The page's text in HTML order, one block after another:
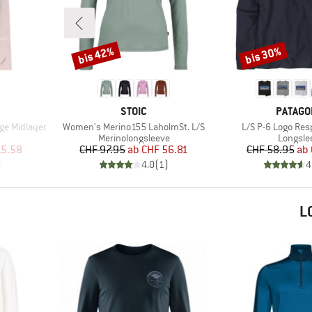
Midlayer
Preis
MARKE
STOIC
Artikel
Women's Merino155 LaholmSt. L/S
Produktgruppe
Merinolongsleeve
Preis
CHF 97.95 reduzierter Preis
ab CHF 56.81
4.0(1)
Rabatt
bis 42%
MARKE
Artikel
L/S P-6 Logo
CHF 58.95 ab
Rabatt
bis 30%